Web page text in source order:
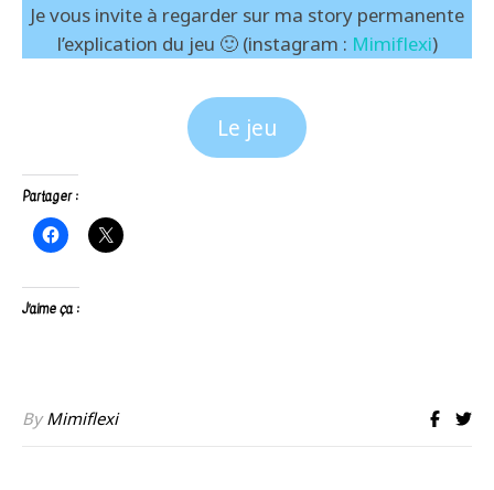
Je vous invite à regarder sur ma story permanente
l’explication du jeu 🙂 (instagram : Mimiflexi)
Le jeu
Partager :
J’aime ça :
ByMimiflexi